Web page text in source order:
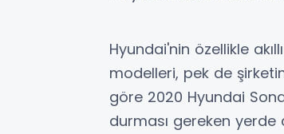
Hyundai'nin özellikle
modelleri, pek de
göre 2020 Hyundai
durması gereken yerde